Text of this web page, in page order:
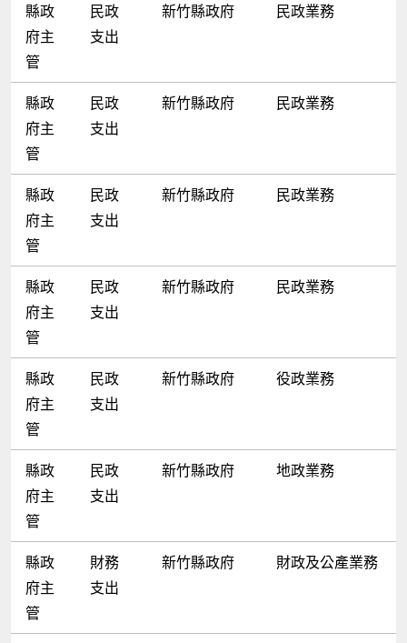
縣政
府主
管
民政
支出
新竹縣政府 民政業務
縣政
府主
管
民政
支出
新竹縣政府 民政業務
縣政
府主
管
民政
支出
新竹縣政府 民政業務
縣政
府主
管
民政
支出
新竹縣政府 民政業務
縣政
府主
管
民政
支出
新竹縣政府 役政業務
縣政
府主
管
民政
支出
新竹縣政府 地政業務
縣政
府主
管
財務
支出
新竹縣政府 財政及公產業務